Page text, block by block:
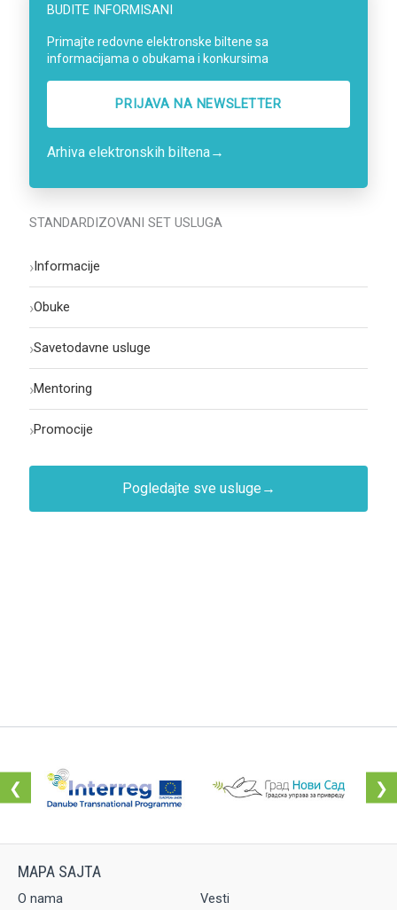
BUDITE INFORMISANI
Primajte redovne elektronske biltene sa
informacijama o obukama i konkursima
PRIJAVA NA NEWSLETTER
Arhiva elektronskih biltena→
STANDARDIZOVANI SET USLUGA
›Informacije
›Obuke
›Savetodavne usluge
›Mentoring
›Promocije
Pogledajte sve usluge →
❮ ❯
O nama
Vesti